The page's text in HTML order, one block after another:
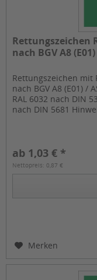
Rettungszeichen
nach BGV A8 (E01)
Rettungszeichen mit
nach BGV A8 (E01) /
RAL 6032 nach DIN
nach DIN 5681
ab 1,03 € *
Nettopreis: 0,87 €
Merken